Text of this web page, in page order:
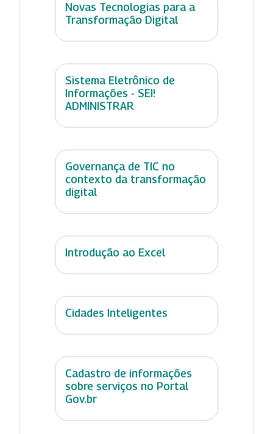
Novas Tecnologias para a
Transformação Digital
Sistema Eletrônico de
Informações - SEI!
ADMINISTRAR
Governança de TIC no
contexto da transformação
digital
Introdução ao Excel
Cidades Inteligentes
Cadastro de informações
sobre serviços no Portal
Gov.br